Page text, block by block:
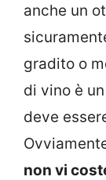
anche un
gradito o
di vino è
deve
non vi